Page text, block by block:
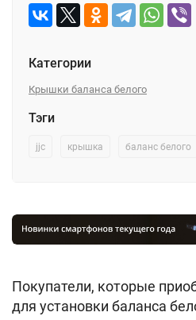
Категории
Крышки баланса белого
Тэги
jjc крышка баланс белого
Покупатели, которые
для установки баланса